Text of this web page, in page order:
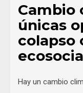
Cambio
únicas
colapso
Hay un cambio